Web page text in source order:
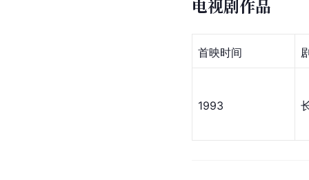
电视剧作品
首映时间
1993